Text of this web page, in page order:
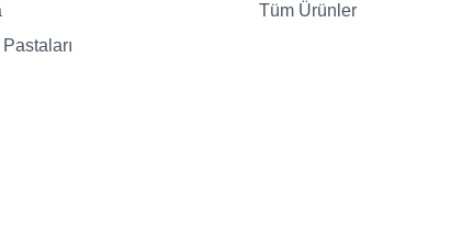
Tüm Ürünler